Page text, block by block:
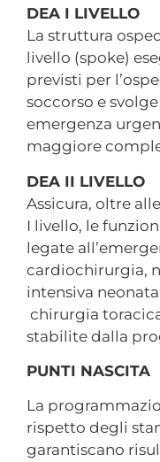
DEA I LIVELLO
La struttura
livello (spoke)
previsti per
soccorso e
emergenza
maggiore
DEA II LIVELLO
Assicura, oltre
I livello, le
legate
cardiochirurgia,
intensiva
chirurgia
stabilite dalla
PUNTI NASCITA
La
rispetto degli
garantiscano